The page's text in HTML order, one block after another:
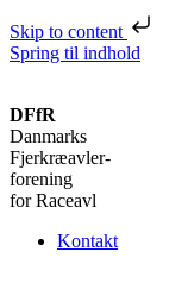
Skip to content
Spring til indhold
DFfR
Danmarks
Fjerkræavler-
forening
for Raceavl
Kontakt